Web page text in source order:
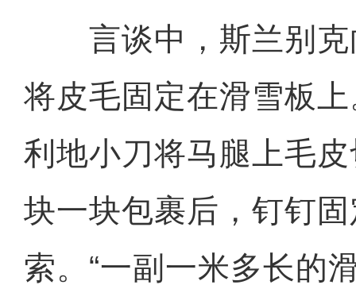
言谈中，斯兰别克
将皮毛固定在滑雪板
利地小刀将马腿上毛
块一块包裹后，钉钉
索。“一副一米多长的